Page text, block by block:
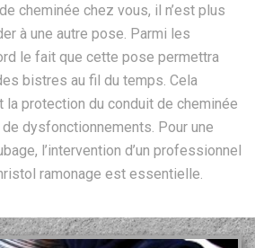
cheminée chez vous, il n’est plus
à une autre pose. Parmi les
le fait que cette pose permettra
bistres au fil du temps. Cela
protection du conduit de cheminée
dysfonctionnements. Pour une
l’intervention d’un professionnel
ramonage est essentielle.